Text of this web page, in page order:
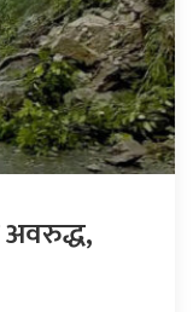
अवरुद्ध,